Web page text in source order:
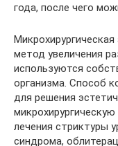
года, после чего
метод увеличения
используются
организма. Способ
для решения
лечения стриктуры
синдрома,